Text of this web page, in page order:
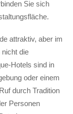
Sie sich
attraktiv, aber im
nicht die
Hotels sind in
oder einem
durch Tradition
Personen